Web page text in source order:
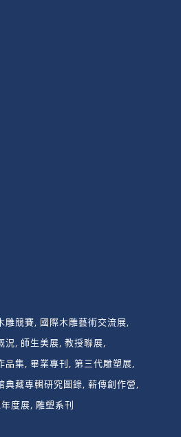
雕競賽 國際木雕藝術交流展
況 師生美展 教授聯展
品集 畢業專刊 第三代雕塑展
典藏專輯研究圖錄 薪傳創作營
度展 雕塑系刊